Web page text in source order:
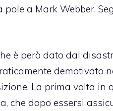
a Mark Webber.
è però dato dal
demotivato
La prima volta in
che dopo essersi